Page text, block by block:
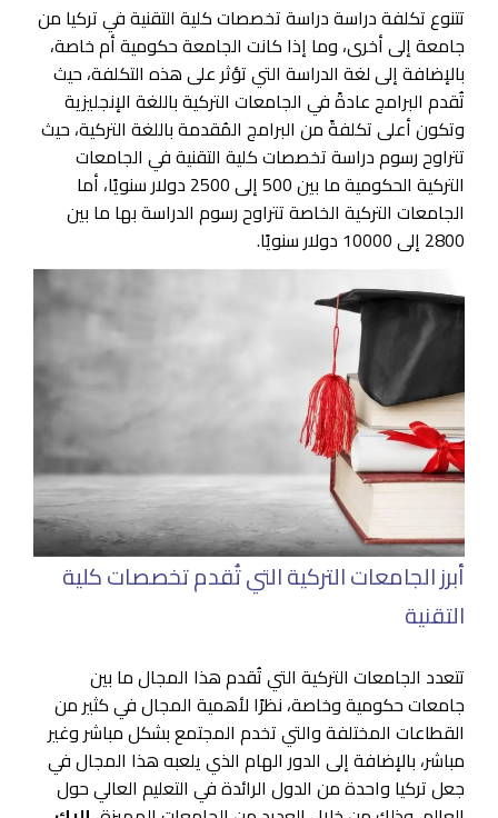
تتنوع تكلفة دراسة دراسة تخصصات كلية التقنية في تركيا من
جامعة إلى أخرى، وما إذا كانت الجامعة حكومية أم خاصة،
بالإضافة إلى لغة الدراسة التي تؤثر على هذه التكلفة، حيث
تُقدم البرامج عادةً في الجامعات التركية باللغة الإنجليزية
وتكون أعلى تكلفةً من البرامج المُقدمة باللغة التركية، حيث
تتراوح رسوم دراسة تخصصات كلية التقنية في الجامعات
التركية الحكومية ما بين 500 إلى 2500 دولار سنويًا، أما
الجامعات التركية الخاصة تتراوح رسوم الدراسة بها ما بين
2800 إلى 10000 دولار سنويًا.
أبرز الجامعات التركية التي تُقدم تخصصات كلية
التقنية
تتعدد الجامعات التركية التي تُقدم هذا المجال ما بين
جامعات حكومية وخاصة، نظرًا لأهمية المجال في كثير من
القطاعات المختلفة والتي تخدم المجتمع بشكل مباشر وغير
مباشر، بالإضافة إلى الدور الهام الذي يلعبه هذا المجال في
جعل تركيا واحدة من الدول الرائدة في التعليم العالي حول